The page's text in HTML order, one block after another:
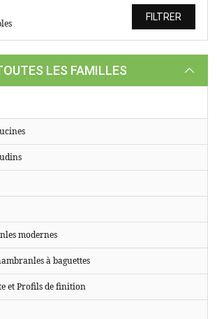
LES FAMILLES
modernes
à baguettes
et Profils de finition